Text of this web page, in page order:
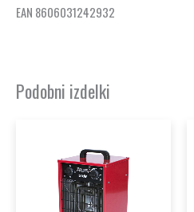
EAN 8606031242932
Podobni izdelki